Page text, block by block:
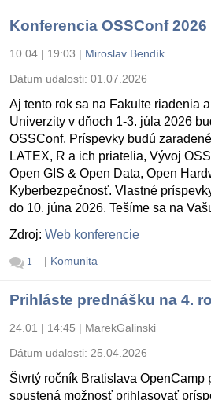
Konferencia OSSConf 2026
10.04 | 19:03 | Miroslav Bendík
Dátum udalosti: 01.07.2026
Aj tento rok sa na Fakulte riadenia
Univerzity v dňoch 1-3. júla 2026
OSSConf. Príspevky budú
LATEX, R a ich priatelia, Vývoj
Open GIS & Open Data, Open
Kyberbezpečnosť. Vlastné
do 10. júna 2026. Tešíme sa na
Zdroj: Web konferencie
1 | Komunita
Prihláste prednášku na 4.
24.01 | 14:45 | MarekGalinski
Dátum udalosti: 25.04.2026
Štvrtý ročník Bratislava OpenCamp
spustená možnosť prihlasovať